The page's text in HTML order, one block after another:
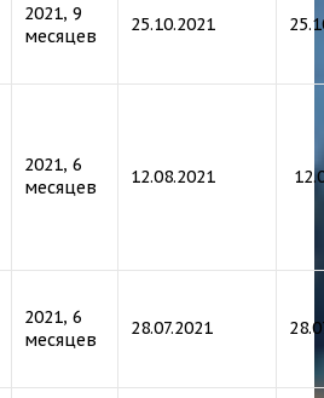
2021, 9
месяцев
25.10.2021
2021, 6
месяцев
12.08.2021
2021, 6
месяцев
28.07.2021